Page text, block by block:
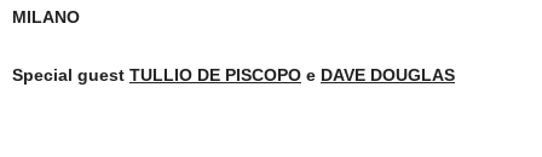
MILANO
Special guest TULLIO DE PISCOPO e DAVE DOUGLAS